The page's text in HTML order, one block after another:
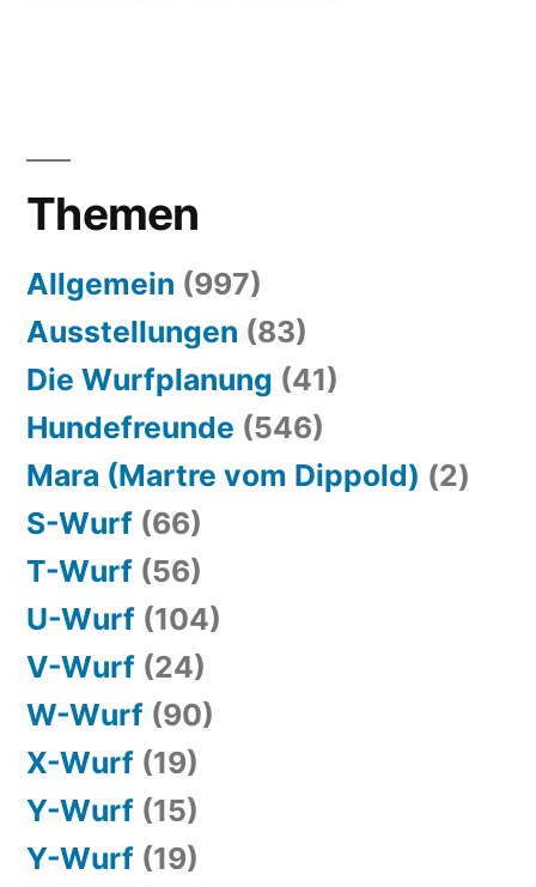
Themen
Allgemein (997)
Ausstellungen (83)
Die Wurfplanung (41)
Hundefreunde (546)
Mara (Martre vom Dippold) (2)
S-Wurf (66)
T-Wurf (56)
U-Wurf (104)
V-Wurf (24)
W-Wurf (90)
X-Wurf (19)
Y-Wurf (15)
Y-Wurf (19)